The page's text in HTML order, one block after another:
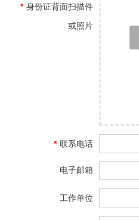
* 身份证背面扫描件
或照片
* 联系电话
电子邮箱
工作单位